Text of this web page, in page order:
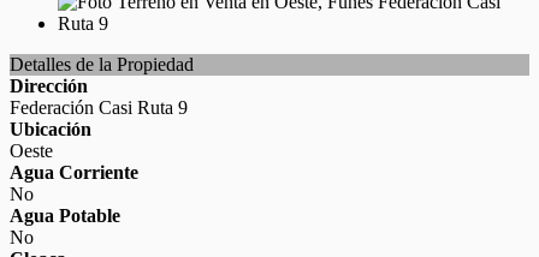
Detalles de la Propiedad
Dirección
Federación Casi Ruta 9
Ubicación
Oeste
Agua Corriente
No
Agua Potable
No